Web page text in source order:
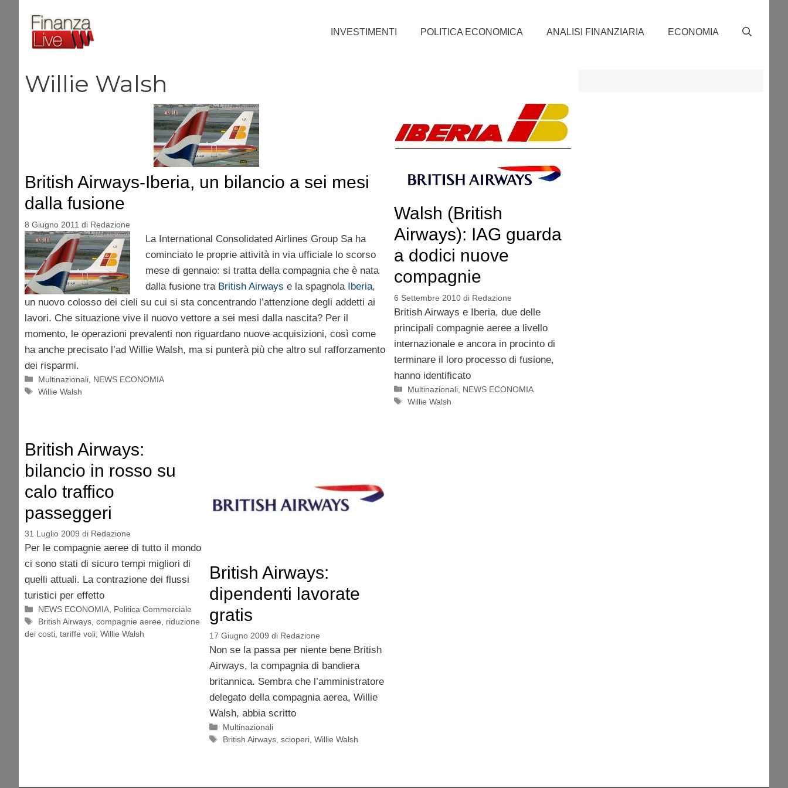
contenuto
INVESTIMENTI POLITICA ECONOMICA ANALISI FINANZIARIA ECONOMIA
Willie Walsh
British Airways-Iberia, un bilancio a sei mesi
dalla fusione
8 Giugno 2011 di Redazione
La International Consolidated Airlines Group Sa ha
cominciato le proprie attività in via ufficiale lo scorso
mese di gennaio: si tratta della compagnia che è nata
dalla fusione tra British Airways e la spagnola Iberia,
un nuovo colosso dei cieli su cui si sta concentrando l’attenzione degli addetti ai
lavori. Che situazione vive il nuovo vettore a sei mesi dalla nascita? Per il
momento, le operazioni prevalenti non riguardano nuove acquisizioni, così come
ha anche precisato l’ad Willie Walsh, ma si punterà più che altro sul rafforzamento
dei risparmi.
Categorie
Multinazionali NEWS ECONOMIA
Tag
Willie Walsh
Walsh (British
Airways): IAG guarda
a dodici nuove
compagnie
6 Settembre 2010 di Redazione
British Airways e Iberia, due delle
principali compagnie aeree a livello
internazionale e ancora in procinto di
terminare il loro processo di fusione,
hanno identificato
Categorie
Multinazionali NEWS ECONOMIA
Tag
Willie Walsh
British Airways:
bilancio in rosso su
calo traffico
passeggeri
31 Luglio 2009 di Redazione
Per le compagnie aeree di tutto il mondo
ci sono stati di sicuro tempi migliori di
quelli attuali. La contrazione dei flussi
turistici per effetto
Categorie
NEWS ECONOMIA Politica Commerciale
Tag
British Airways ,compagnie aeree
riduzione
dei costi tariffe voli Willie Walsh
British Airways:
dipendenti lavorate
gratis
17 Giugno 2009 di Redazione
Non se la passa per niente bene British
Airways, la compagnia di bandiera
britannica. Sembra che l’amministratore
delegato della compagnia aerea, Willie
Walsh, abbia scritto
Categorie
Multinazionali
Tag
British Airways ,scioperi ,Willie Walsh